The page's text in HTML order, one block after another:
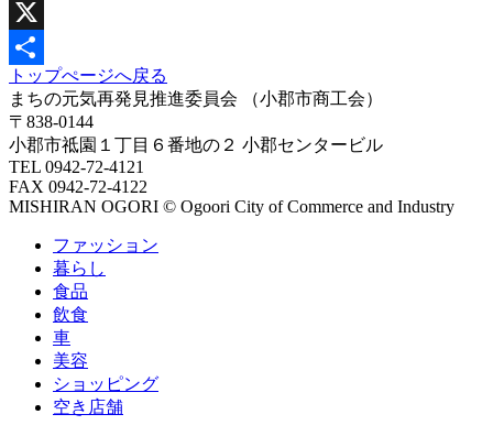
Line
X
共
有
トップぺージへ戻る
まちの元気再発見推進委員会
（小郡市商工会）
〒838-0144
小郡市祗園１丁目６番地の２ 小郡センタービル
TEL 0942-72-4121
FAX 0942-72-4122
MISHIRAN OGORI © Ogoori City of Commerce and Industry
ファッション
暮らし
食品
飲食
車
美容
ショッピング
空き店舗